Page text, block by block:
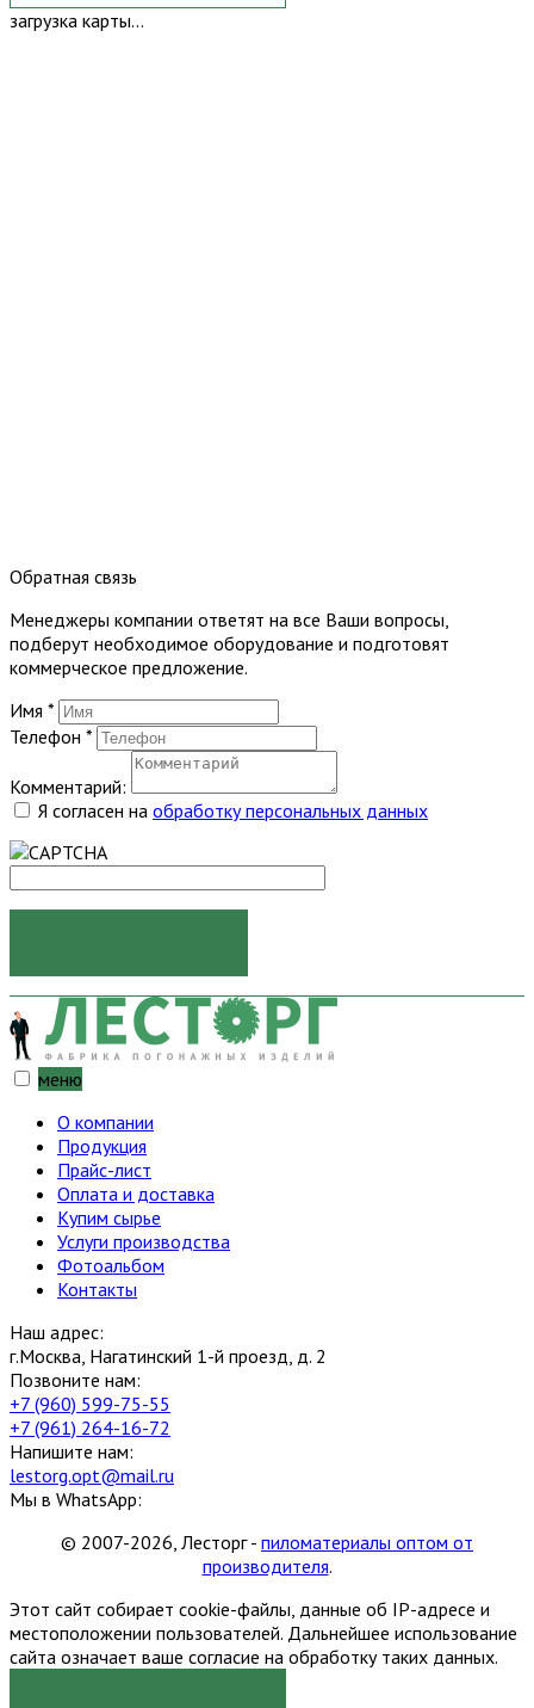
загрузка карты...
Обратная связь
Менеджеры компании ответят на все Ваши вопросы,
подберут необходимое оборудование и подготовят
коммерческое предложение.
Имя *
Телефон *
Комментарий:
Я согласен на обработку персональных данных
меню
О компании
Продукция
Прайс-лист
Оплата и доставка
Купим сырье
Услуги производства
Фотоальбом
Контакты
Наш адрес:
г.Москва, Нагатинский 1-й проезд, д. 2
Позвоните нам:
+7 (960) 599-75-55
+7 (961) 264-16-72
Напишите нам:
lestorg.opt@mail.ru
Мы в WhatsApp:
© 2007-2026, Лесторг - пиломатериалы оптом от
производителя.
Этот сайт собирает cookie-файлы, данные об IP-адресе и
местоположении пользователей. Дальнейшее использование
сайта означает ваше согласие на обработку таких данных.